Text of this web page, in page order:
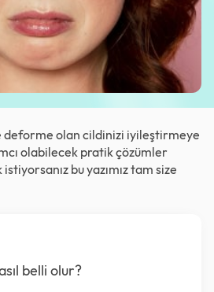
deforme olan cildinizi iyileştirmeye
olabilecek pratik çözümler
bu yazımız tam size
belli olur?